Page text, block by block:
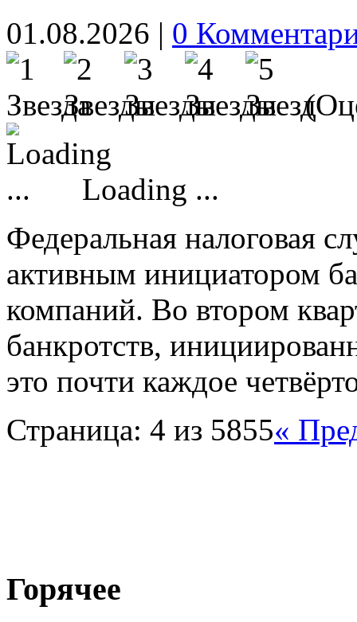
01.08.2026 | 0
Loading ...
Федеральная налоговая
активным инициатором
компаний. Во втором
банкротств,
это почти каждое
Страница: 4 из 5855«
Горячее